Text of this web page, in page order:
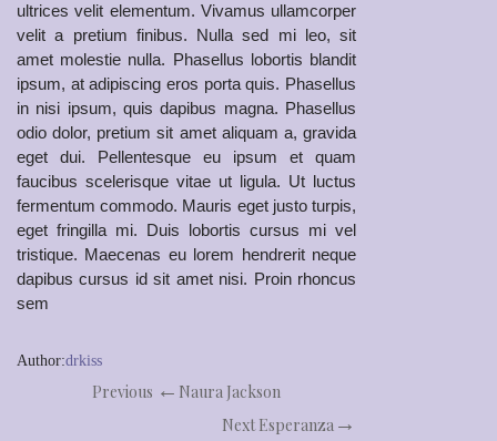
ultrices velit elementum. Vivamus ullamcorper
velit a pretium finibus. Nulla sed mi leo, sit
amet molestie nulla. Phasellus lobortis blandit
ipsum, at adipiscing eros porta quis. Phasellus
in nisi ipsum, quis dapibus magna. Phasellus
odio dolor, pretium sit amet aliquam a, gravida
eget dui. Pellentesque eu ipsum et quam
faucibus scelerisque vitae ut ligula. Ut luctus
fermentum commodo. Mauris eget justo turpis,
eget fringilla mi. Duis lobortis cursus mi vel
tristique. Maecenas eu lorem hendrerit neque
dapibus cursus id sit amet nisi. Proin rhoncus
sem
Author:drkiss
Previous
Naura Jackson
Next Esperanza